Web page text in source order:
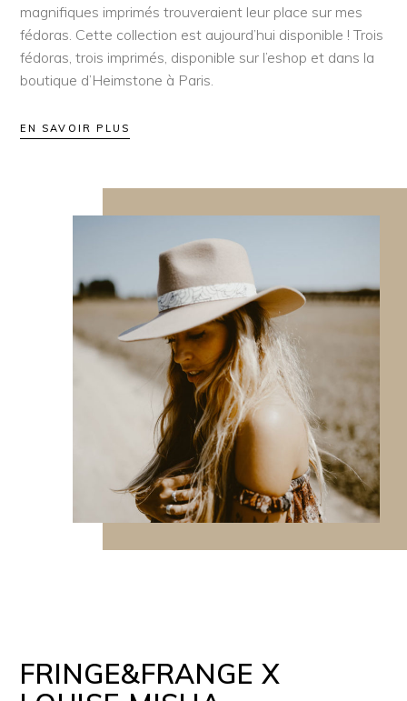
magnifiques imprimés trouveraient leur place sur mes
fédoras. Cette collection est aujourd’hui disponible ! Trois
fédoras, trois imprimés, disponible sur l’eshop et dans la
boutique d’Heimstone à Paris.
EN SAVOIR PLUS
FRINGE&FRANGE X